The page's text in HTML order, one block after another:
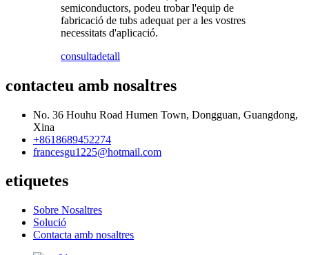
semiconductors, podeu trobar l'equip de
fabricació de tubs adequat per a les vostres
necessitats d'aplicació.
consultadetall
contacteu amb nosaltres
No. 36 Houhu Road Humen Town, Dongguan, Guangdong,
Xina
+8618689452274
francesgu1225@hotmail.com
etiquetes
Sobre Nosaltres
Solució
Contacta amb nosaltres